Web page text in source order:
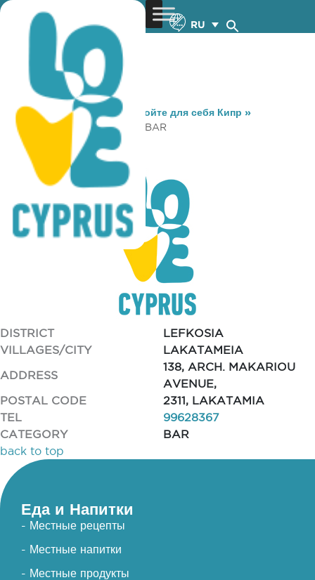
RU
You are here: Home »Откройте для себя Кипр »
Gastronomy
» JERONYMO BAR
JERONYMO BAR
DISTRICT
LEFKOSIA
VILLAGES/CITY
LAKATAMEIA
ADDRESS
138, ARCH. MAKARIOU
AVENUE,
POSTAL CODE
2311, LAKATAMIA
TEL
99628367
CATEGORY
BAR
back to top
Еда и Напитки
- Местные рецепты
- Местные напитки
- Местные продукты